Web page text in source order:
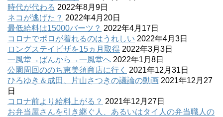
時代が代わる 2022年8月9日
ネコが逃げた？ 2022年4月20日
最低給料は15000バーツ？ 2022年4月17日
コロナでポロが着れるのはうれしい 2022年4月3日
ロングステイビザを15ヵ月取得 2022年3月3日
一風堂→ばんから→一風堂へ 2022年1月8日
公園周回ののち恵美須商店に行く
2021年12月31日
ひろゆき＆成田、片山さつきの議論の動画 2021年12月27
日
コロナ前より給料上がる？ 2021年12月27日
お弁当屋さんを引き継ぐ人、あるいはタイ人の弁当職人の